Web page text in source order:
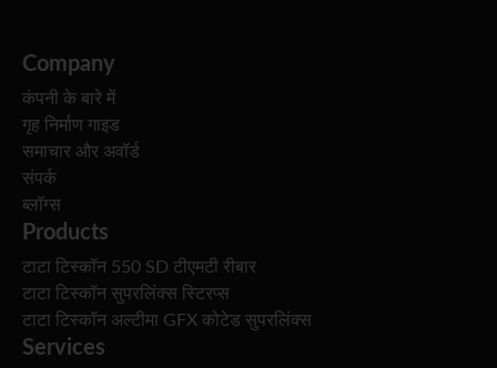
Company
कंपनी के बारे में
गृह निर्माण गाइड
समाचार और अवॉर्ड
संपर्क
ब्लॉग्स
Products
टाटा टिस्कॉन 550 SD टीएमटी रीबार
टाटा टिस्कॉन सुपरलिंक्स स्टिरप्स
टाटा टिस्कॉन अल्टीमा GFX कोटेड सुपरलिंक्स
Services